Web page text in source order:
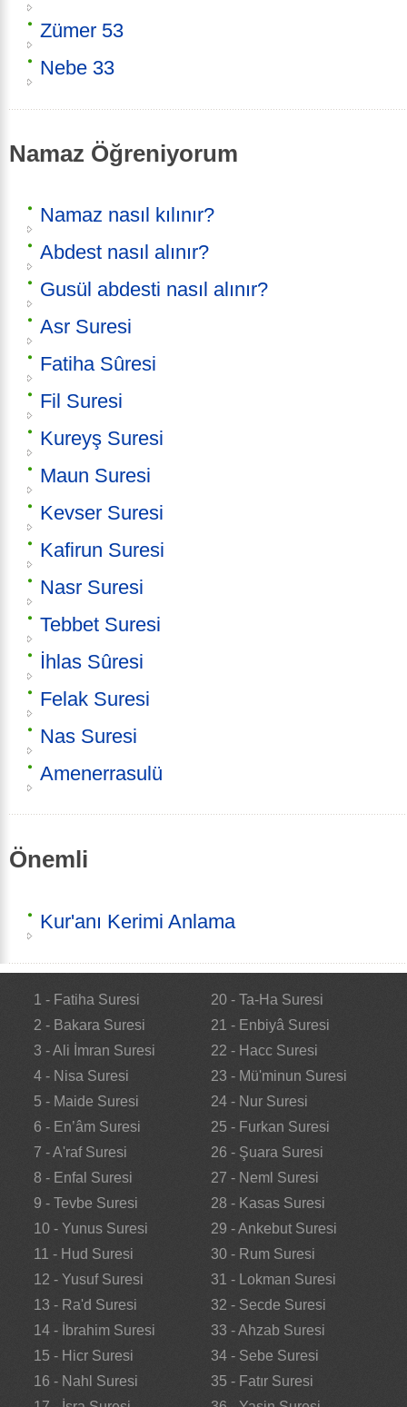
Zümer 53
Nebe 33
Namaz Öğreniyorum
Namaz nasıl kılınır?
Abdest nasıl alınır?
Gusül abdesti nasıl alınır?
Asr Suresi
Fatiha Sûresi
Fil Suresi
Kureyş Suresi
Maun Suresi
Kevser Suresi
Kafirun Suresi
Nasr Suresi
Tebbet Suresi
İhlas Sûresi
Felak Suresi
Nas Suresi
Amenerrasulü
Önemli
Kur'anı Kerimi Anlama
1 - Fatiha Suresi
2 - Bakara Suresi
3 - Ali İmran Suresi
4 - Nisa Suresi
5 - Maide Suresi
6 - En’âm Suresi
7 - A'raf Suresi
8 - Enfal Suresi
9 - Tevbe Suresi
10 - Yunus Suresi
11 - Hud Suresi
12 - Yusuf Suresi
13 - Ra'd Suresi
14 - İbrahim Suresi
15 - Hicr Suresi
16 - Nahl Suresi
20 - Ta-Ha Suresi
21 - Enbiyâ Suresi
22 - Hacc Suresi
23 - Mü'minun Suresi
24 - Nur Suresi
25 - Furkan Suresi
26 - Şuara Suresi
27 - Neml Suresi
28 - Kasas Suresi
29 - Ankebut Suresi
30 - Rum Suresi
31 - Lokman Suresi
32 - Secde Suresi
33 - Ahzab Suresi
34 - Sebe Suresi
35 - Fatır Suresi